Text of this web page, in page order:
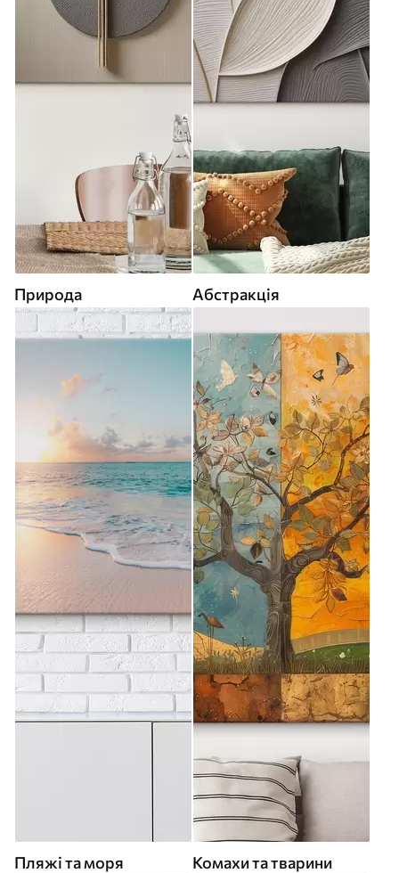
Природа Абстракція
Пляжі та моря Комахи та тварини